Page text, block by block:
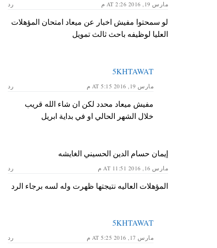
مارس 19, 2016 AT 2:26 م رد
لو سمحتوا مفيش اخبار عن ميعاد امتحان المؤهلات
العليا لوظيفه باحث ثالث تمويل
5KHTAWAT
مارس 19, 2016 AT 5:15 م رد
مفيش ميعاد محدد لكن ان شاء الله قريب
خلال الشهر الحالي او في بداية ابريل
إيمان حسام الدين الحسيني الغايشه
مارس 16, 2016 AT 11:51 م رد
المؤهلات العاليه نتيجتها ظهرت وله لسه برجاء الرد
5KHTAWAT
مارس 17, 2016 AT 5:25 م رد